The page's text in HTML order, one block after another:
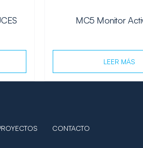
MC5 Monitor
LEER MÁS
CONTACTO